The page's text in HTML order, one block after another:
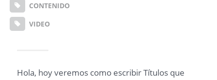
CONTENIDO
VIDEO
Hola, hoy veremos como escribir Títulos que